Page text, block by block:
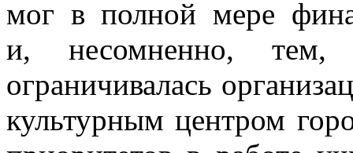
мог в полной мере
и, несомненно,
ограничивалась
культурным центром